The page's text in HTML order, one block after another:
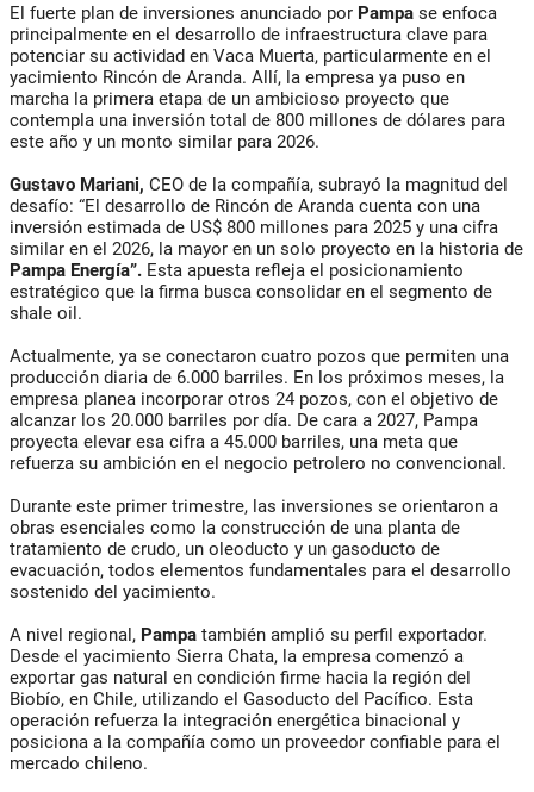
El fuerte plan de inversiones anunciado por Pampa se enfoca
principalmente en el desarrollo de infraestructura clave para
potenciar su actividad en Vaca Muerta, particularmente en el
yacimiento Rincón de Aranda. Allí, la empresa ya puso en
marcha la primera etapa de un ambicioso proyecto que
contempla una inversión total de 800 millones de dólares para
este año y un monto similar para 2026.
Gustavo Mariani, CEO de la compañía, subrayó la magnitud del
desafío: “El desarrollo de Rincón de Aranda cuenta con una
inversión estimada de US$ 800 millones para 2025 y una cifra
similar en el 2026, la mayor en un solo proyecto en la historia de
Pampa Energía”. Esta apuesta refleja el posicionamiento
estratégico que la firma busca consolidar en el segmento de
shale oil.
Actualmente, ya se conectaron cuatro pozos que permiten una
producción diaria de 6.000 barriles. En los próximos meses, la
empresa planea incorporar otros 24 pozos, con el objetivo de
alcanzar los 20.000 barriles por día. De cara a 2027, Pampa
proyecta elevar esa cifra a 45.000 barriles, una meta que
refuerza su ambición en el negocio petrolero no convencional.
Durante este primer trimestre, las inversiones se orientaron a
obras esenciales como la construcción de una planta de
tratamiento de crudo, un oleoducto y un gasoducto de
evacuación, todos elementos fundamentales para el desarrollo
sostenido del yacimiento.
A nivel regional, Pampa también amplió su perfil exportador.
Desde el yacimiento Sierra Chata, la empresa comenzó a
exportar gas natural en condición firme hacia la región del
Biobío, en Chile, utilizando el Gasoducto del Pacífico. Esta
operación refuerza la integración energética binacional y
posiciona a la compañía como un proveedor confiable para el
mercado chileno.